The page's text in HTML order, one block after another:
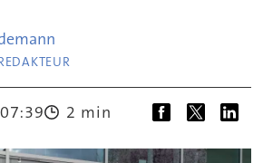
07:39 2 min